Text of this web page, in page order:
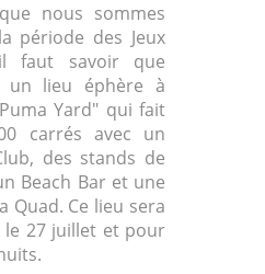
nous sommes
période des Jeux
faut savoir que
un lieu éphère à
Yard" qui fait
carrés avec un
des stands de
Beach Bar et une
Quad. Ce lieu sera
le 27 juillet et pour